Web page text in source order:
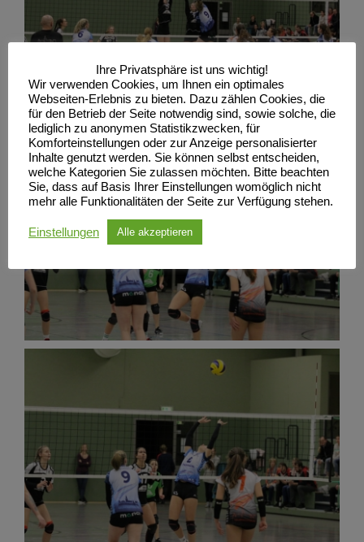
Ihre Privatsphäre ist uns wichtig!
Wir verwenden Cookies, um Ihnen ein optimales
Webseiten-Erlebnis zu bieten. Dazu zählen Cookies, die
für den Betrieb der Seite notwendig sind, sowie solche, die
lediglich zu anonymen Statistikzwecken, für
Komforteinstellungen oder zur Anzeige personalisierter
Inhalte genutzt werden. Sie können selbst entscheiden,
welche Kategorien Sie zulassen möchten. Bitte beachten
Sie, dass auf Basis Ihrer Einstellungen womöglich nicht
mehr alle Funktionalitäten der Seite zur Verfügung stehen.
Einstellungen Alle akzeptieren